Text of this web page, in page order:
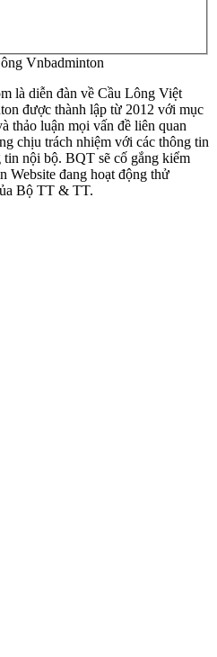
Vnbadminton
là diễn đàn về Cầu Lông Việt
được thành lập từ 2012 với mục
thảo luận mọi vấn đề liên quan
chịu trách nhiệm với các thông tin
nội bộ. BQT sẽ cố gắng kiểm
Website đang hoạt động thử
Bộ TT & TT.